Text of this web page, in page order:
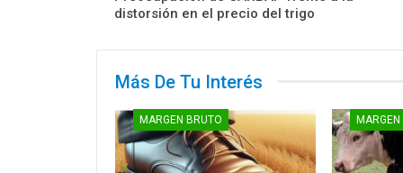
distorsión en el precio del trigo
Más De Tu Interés
MARGEN BRUTO MARGEN